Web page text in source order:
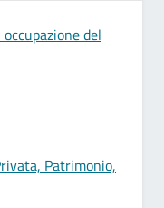
del
Patrimonio,